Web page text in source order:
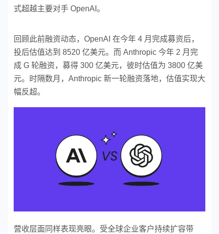
式超越主要对手 OpenAI。
回顾此前融资动态，OpenAI 在今年 4 月完成募资后，
投后估值达到 8520 亿美元。而 Anthropic 今年 2 月完
成 G 轮融资，募得 300 亿美元，彼时估值为 3800 亿美
元。时隔数月，Anthropic 新一轮融资落地，估值实现大
幅反超。
营收层面同样表现亮眼。受全球企业客户持续扩容带